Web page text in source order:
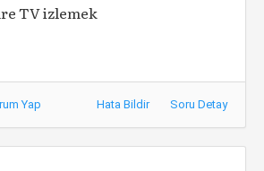
TV izlemek
Yap Hata Bildir Soru Detay